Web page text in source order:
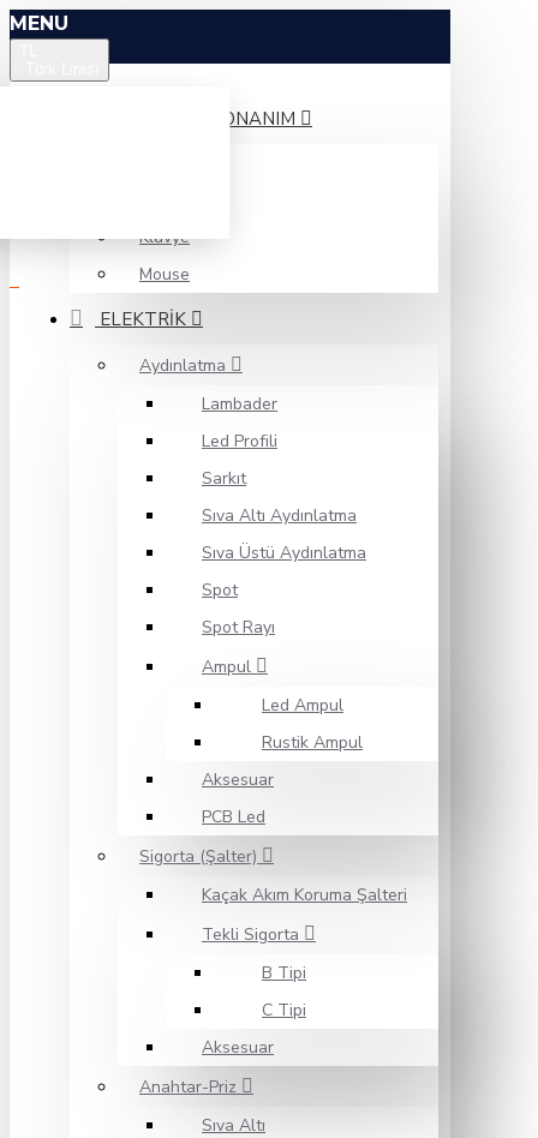
MENU
BILGISAYAR DONANIM
Klavye
Mouse
ELEKTRIK
Aydınlatma
Lambader
Led Profili
Sarkıt
Sıva Altı Aydınlatma
Sıva Üstü Aydınlatma
Spot
Spot Rayı
Ampul
Led Ampul
Rustik Ampul
Aksesuar
PCB Led
Sigorta (Şalter)
Kaçak Akım Koruma Şalteri
Tekli Sigorta
B Tipi
C Tipi
Aksesuar
Anahtar-Priz
Sıva Altı